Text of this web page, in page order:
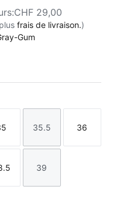
:CHF 29,00
frais de livraison.)
Gum
Gum White-Gum
Taille Taille
35.5
Taille
36
Taille Taille
39